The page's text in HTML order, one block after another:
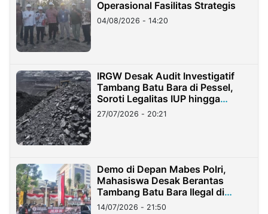
Operasional Fasilitas Strategis
04/08/2026 - 14:20
IRGW Desak Audit Investigatif
Tambang Batu Bara di Pessel,
Soroti Legalitas IUP hingga
Stockpile
27/07/2026 - 20:21
Demo di Depan Mabes Polri,
Mahasiswa Desak Berantas
Tambang Batu Bara Ilegal di
Lampung
14/07/2026 - 21:50